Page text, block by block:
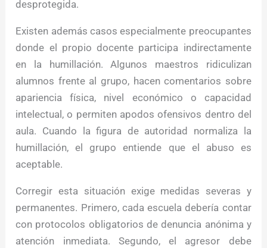
desprotegida.
Existen además casos especialmente preocupantes
donde el propio docente participa indirectamente
en la humillación. Algunos maestros ridiculizan
alumnos frente al grupo, hacen comentarios sobre
apariencia física, nivel económico o capacidad
intelectual, o permiten apodos ofensivos dentro del
aula. Cuando la figura de autoridad normaliza la
humillación, el grupo entiende que el abuso es
aceptable.
Corregir esta situación exige medidas severas y
permanentes. Primero, cada escuela debería contar
con protocolos obligatorios de denuncia anónima y
atención inmediata. Segundo, el agresor debe